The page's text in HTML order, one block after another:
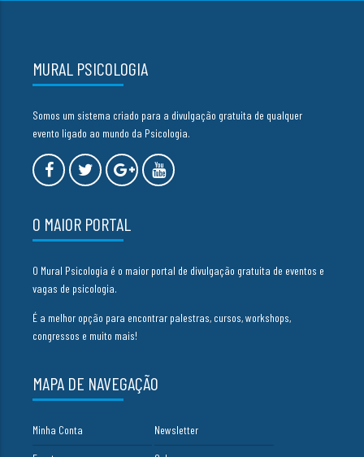
MURAL PSICOLOGIA
Somos um sistema criado para a divulgação gratuita de qualquer
evento ligado ao mundo da Psicologia.
O MAIOR PORTAL
O Mural Psicologia é o maior portal de divulgação gratuita de eventos e
vagas de psicologia.
É a melhor opção para encontrar palestras, cursos, workshops,
congressos e muito mais!
MAPA DE NAVEGAÇÃO
Minha Conta Newsletter